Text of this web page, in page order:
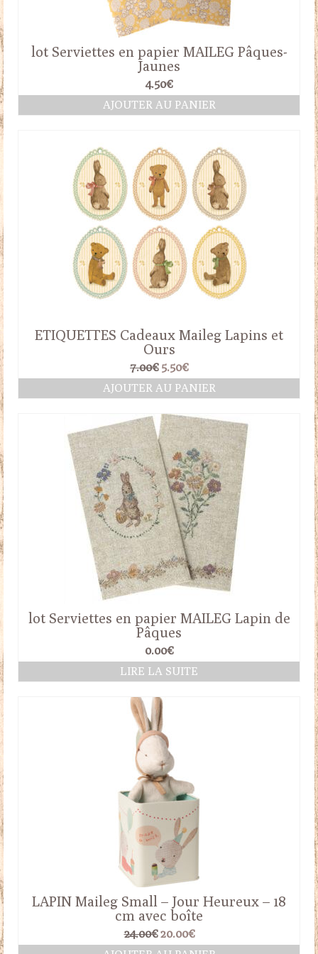
lot Serviettes en papier MAILEG Pâques-
Jaunes
4.50€
AJOUTER AU PANIER
ETIQUETTES Cadeaux Maileg Lapins et
Ours
7.00€ Le
prix
initial
7.00€.
5.50€Le
prix
actuel
5.50€.
AJOUTER AU PANIER
lot Serviettes en papier MAILEG Lapin de
Pâques
0.00€
LIRE LA SUITE
LAPIN Maileg Small – Jour Heureux – 18
cm avec boîte
24.00€ Le
prix
20.00€Le
prix